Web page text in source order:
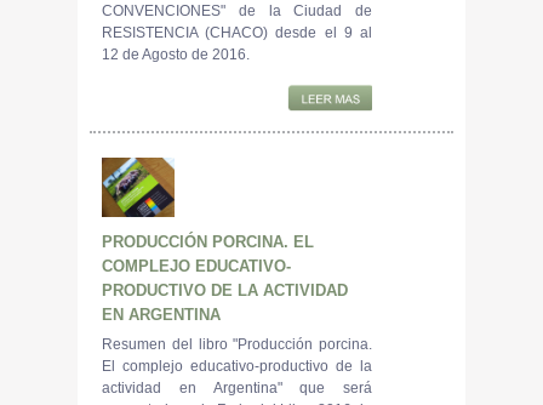
CONVENCIONES" de la Ciudad de
RESISTENCIA (CHACO) desde el 9 al
12 de Agosto de 2016.
PRODUCCIÓN PORCINA. EL
COMPLEJO EDUCATIVO-
PRODUCTIVO DE LA ACTIVIDAD
EN ARGENTINA
Resumen del libro "Producción porcina.
El complejo educativo-productivo de la
actividad en Argentina" que será